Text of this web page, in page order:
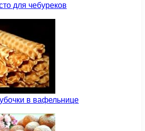
для чебуреков
в вафельнице